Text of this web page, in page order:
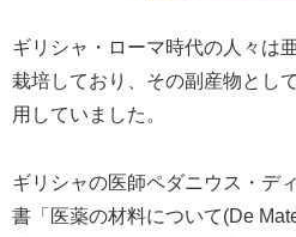
ギリシャ・ローマ時代の人々は
栽培しており、その副産物とし
用していました。
ギリシャの医師ペダニウス・デ
書「医薬の材料について(De